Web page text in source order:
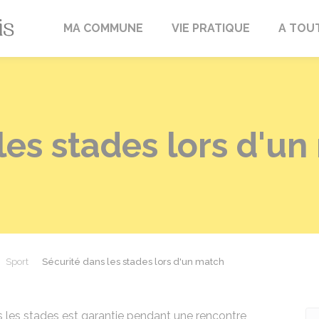
Fréville-du-Gâtinais
MA COMMUNE VIE PRATIQUE A
stades lors
Sport Sécurité dans les stades lors d'un match
stades est garantie pendant une rencontre